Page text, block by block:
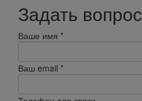
Задать вопрос
Ваше имя *
Ваш email *